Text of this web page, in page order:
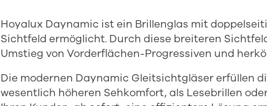
Hoyalux Daynamic ist ein Brillenglas mit
Sichtfeld ermöglicht. Durch diese breiteren
Umstieg von Vorderflächen-Progressiven und
Die modernen Daynamic Gleitsichtgläser erfüllen
wesentlich höheren Sehkomfort, als Lesebrillen